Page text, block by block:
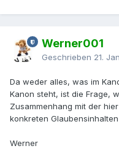
Werner001
Geschrieben 21.
Da weder alles, was im
Kanon steht, ist die Frage,
Zusammenhang mit der
konkreten
Werner